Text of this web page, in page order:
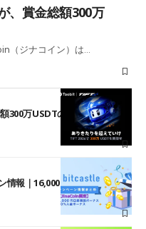
、賞金総額300万
（ジナコイン）は…
万USDTのレースとして復
情報｜16,000円口座開設ボーナ